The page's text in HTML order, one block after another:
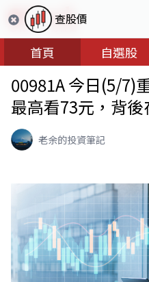
查股價
首頁 自選股
00981A 今日(5/7)
最高看73元，背後
老余的投資筆記